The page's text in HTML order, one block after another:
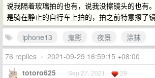
说我隔着玻璃拍的也有，说我没擦镜头的也有
是骑在静止的自行车上拍的，拍之前特意擦了镜
iphone13
鬼影 夜景
涂抹
76 replies • 2021-09-29 16:59:15 +08:00
totoro625 Sep 27, 2021 29